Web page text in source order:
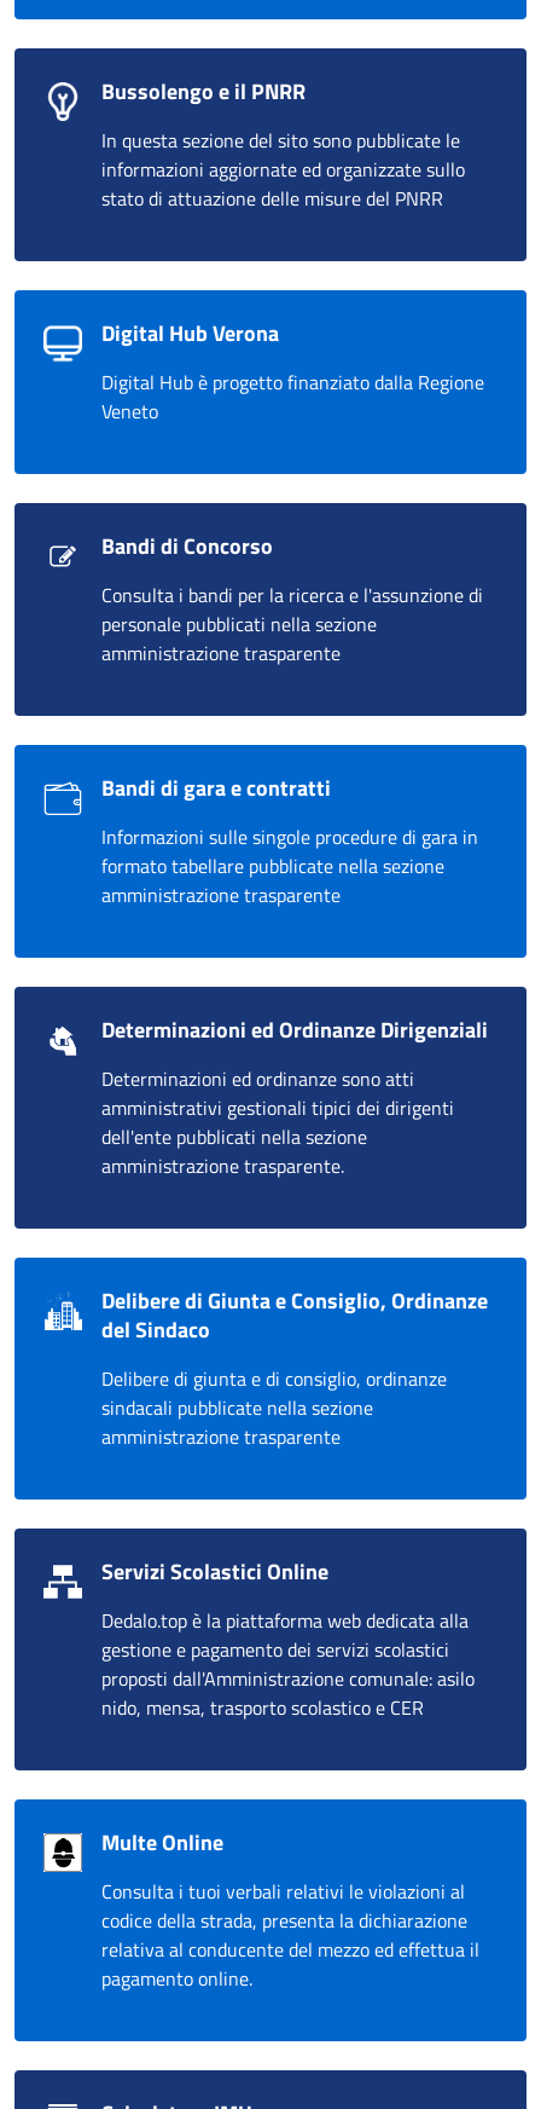
Bussolengo e il PNRR
In questa sezione del sito sono pubblicate le
informazioni aggiornate ed organizzate sullo
stato di attuazione delle misure del PNRR
Digital Hub Verona
Digital Hub è progetto finanziato dalla Regione
Veneto
Bandi di Concorso
Consulta i bandi per la ricerca e l'assunzione di
personale pubblicati nella sezione
amministrazione trasparente
Bandi di gara e contratti
Informazioni sulle singole procedure di gara in
formato tabellare pubblicate nella sezione
amministrazione trasparente
Determinazioni ed Ordinanze Dirigenziali
Determinazioni ed ordinanze sono atti
amministrativi gestionali tipici dei dirigenti
dell'ente pubblicati nella sezione
amministrazione trasparente.
Delibere di Giunta e Consiglio, Ordinanze
del Sindaco
Delibere di giunta e di consiglio, ordinanze
sindacali pubblicate nella sezione
amministrazione trasparente
Servizi Scolastici Online
Dedalo.top è la piattaforma web dedicata alla
gestione e pagamento dei servizi scolastici
proposti dall'Amministrazione comunale: asilo
nido, mensa, trasporto scolastico e CER
Multe Online
Consulta i tuoi verbali relativi le violazioni al
codice della strada, presenta la dichiarazione
relativa al conducente del mezzo ed effettua il
pagamento online.